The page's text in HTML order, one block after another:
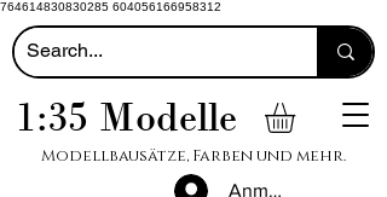
764614830830285 604056166958312
1:35 Modelle
Modellbausätze, Farben und mehr.
Anmelden